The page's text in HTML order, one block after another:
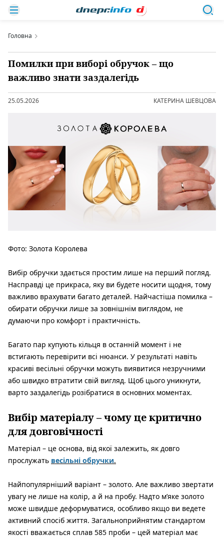
Головна
Помилки при виборі обручок – що
важливо знати заздалегідь
25.05.2026 КАТЕРИНА ШЕВЦОВА
Фото: Золота Королева
Вибір обручки здається простим лише на перший погляд.
Насправді це прикраса, яку ви будете носити щодня, тому
важливо врахувати багато деталей. Найчастіша помилка –
обирати обручки лише за зовнішнім виглядом, не
думаючи про комфорт і практичність.
Багато пар купують кільця в останній момент і не
встигають перевірити всі нюанси. У результаті навіть
красиві весільні обручки можуть виявитися незручними
або швидко втратити свій вигляд. Щоб цього уникнути,
варто заздалегідь розібратися в основних моментах.
Вибір матеріалу – чому це критично
для довговічності
Матеріал – це основа, від якої залежить, як довго
прослужать весільні обручки.
Найпопулярніший варіант – золото. Але важливо звертати
увагу не лише на колір, а й на пробу. Надто м’яке золото
може швидше деформуватися, особливо якщо ви ведете
активний спосіб життя. Загальноприйнятим стандартом
якості вважається сплав 585 проби – цей матеріал має